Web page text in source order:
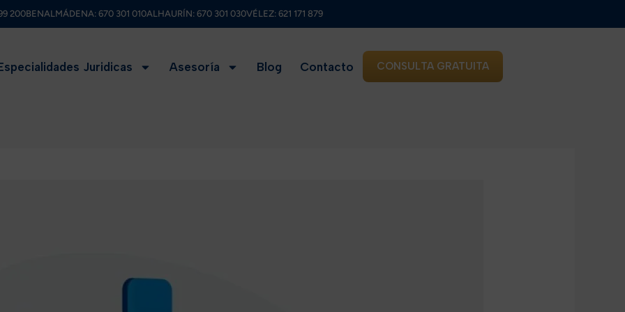
200BENALMÁDENA: 670 301 010ALHAURÍN: 670 301 030VÉLEZ: 621 171 879
Juridicas Asesoría Blog Contacto CONSULTA GRATUITA